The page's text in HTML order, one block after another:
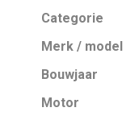
Categorie
Merk / model
Bouwjaar
Motor